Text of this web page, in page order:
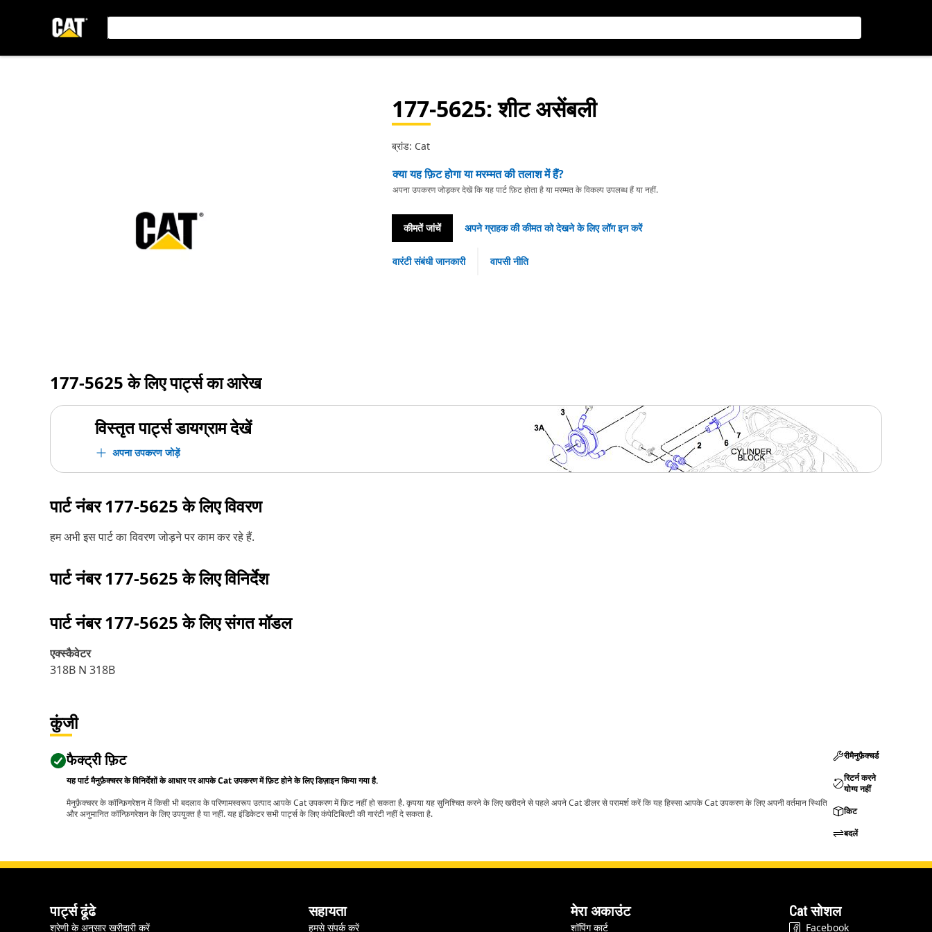
177-5625: शीट असेंबली
ब्रांड: Cat
क्या यह फ़िट होगा या मरम्मत की तलाश में हैं?
अपना उपकरण जोड़कर देखें कि यह पार्ट फ़िट होता है या मरम्मत के विकल्प उपलब्ध हैं या नहीं.
कीमतें जांचें अपने ग्राहक की कीमत को देखने के लिए लॉग इन करें
वारंटी संबंधी जानकारी वापसी नीति
177-5625के लिए पार्ट्स का आरेख
विस्तृत पार्ट्स डायग्राम देखें
अपना उपकरण जोड़ें
पार्ट नंबर177-5625के लिए विवरण
हम अभी इस पार्ट का विवरण जोड़ने पर काम कर रहे हैं.
पार्ट नंबर177-5625के लिए विनिर्देश
पार्ट नंबर177-5625के लिए संगत मॉडल
एक्स्कैवेटर
318B N 318B
कुंजी
फैक्ट्री फ़िट
यह पार्ट मैनुफ़ैक्चरर के विनिर्देशों के आधार पर आपके Cat उपकरण में फ़िट होने के लिए डिज़ाइन किया गया है.
मैनुफ़ैक्चरर के कॉन्फ़िगरेशन में किसी भी बदलाव के परिणामस्वरूप उत्पाद आपके Cat उपकरण में फ़िट नहीं हो सकता है. कृपया यह सुनिश्चित करने के लिए खरीदने से पहले अपने Cat डीलर से परामर्श करें कि यह हिस्सा आपके Cat उपकरण के लिए अपनी वर्तमान स्थिति
और अनुमानित कॉन्फ़िगरेशन के लिए उपयुक्त है या नहीं. यह इंडिकेटर सभी पार्ट्स के लिए कंपेटिबिल्टी की गारंटी नहीं दे सकता है.
रीमैनुफ़ैक्चर्ड
रिटर्न करने
योग्य नहीं
किट
बदलें
पार्ट्स ढूंढे
श्रेणी के अनुसार खरीदारी करें
सहायता
हमसे संपर्क करें
मेरा अकाउंट
शॉपिंग कार्ट
Cat सोशल
Facebook